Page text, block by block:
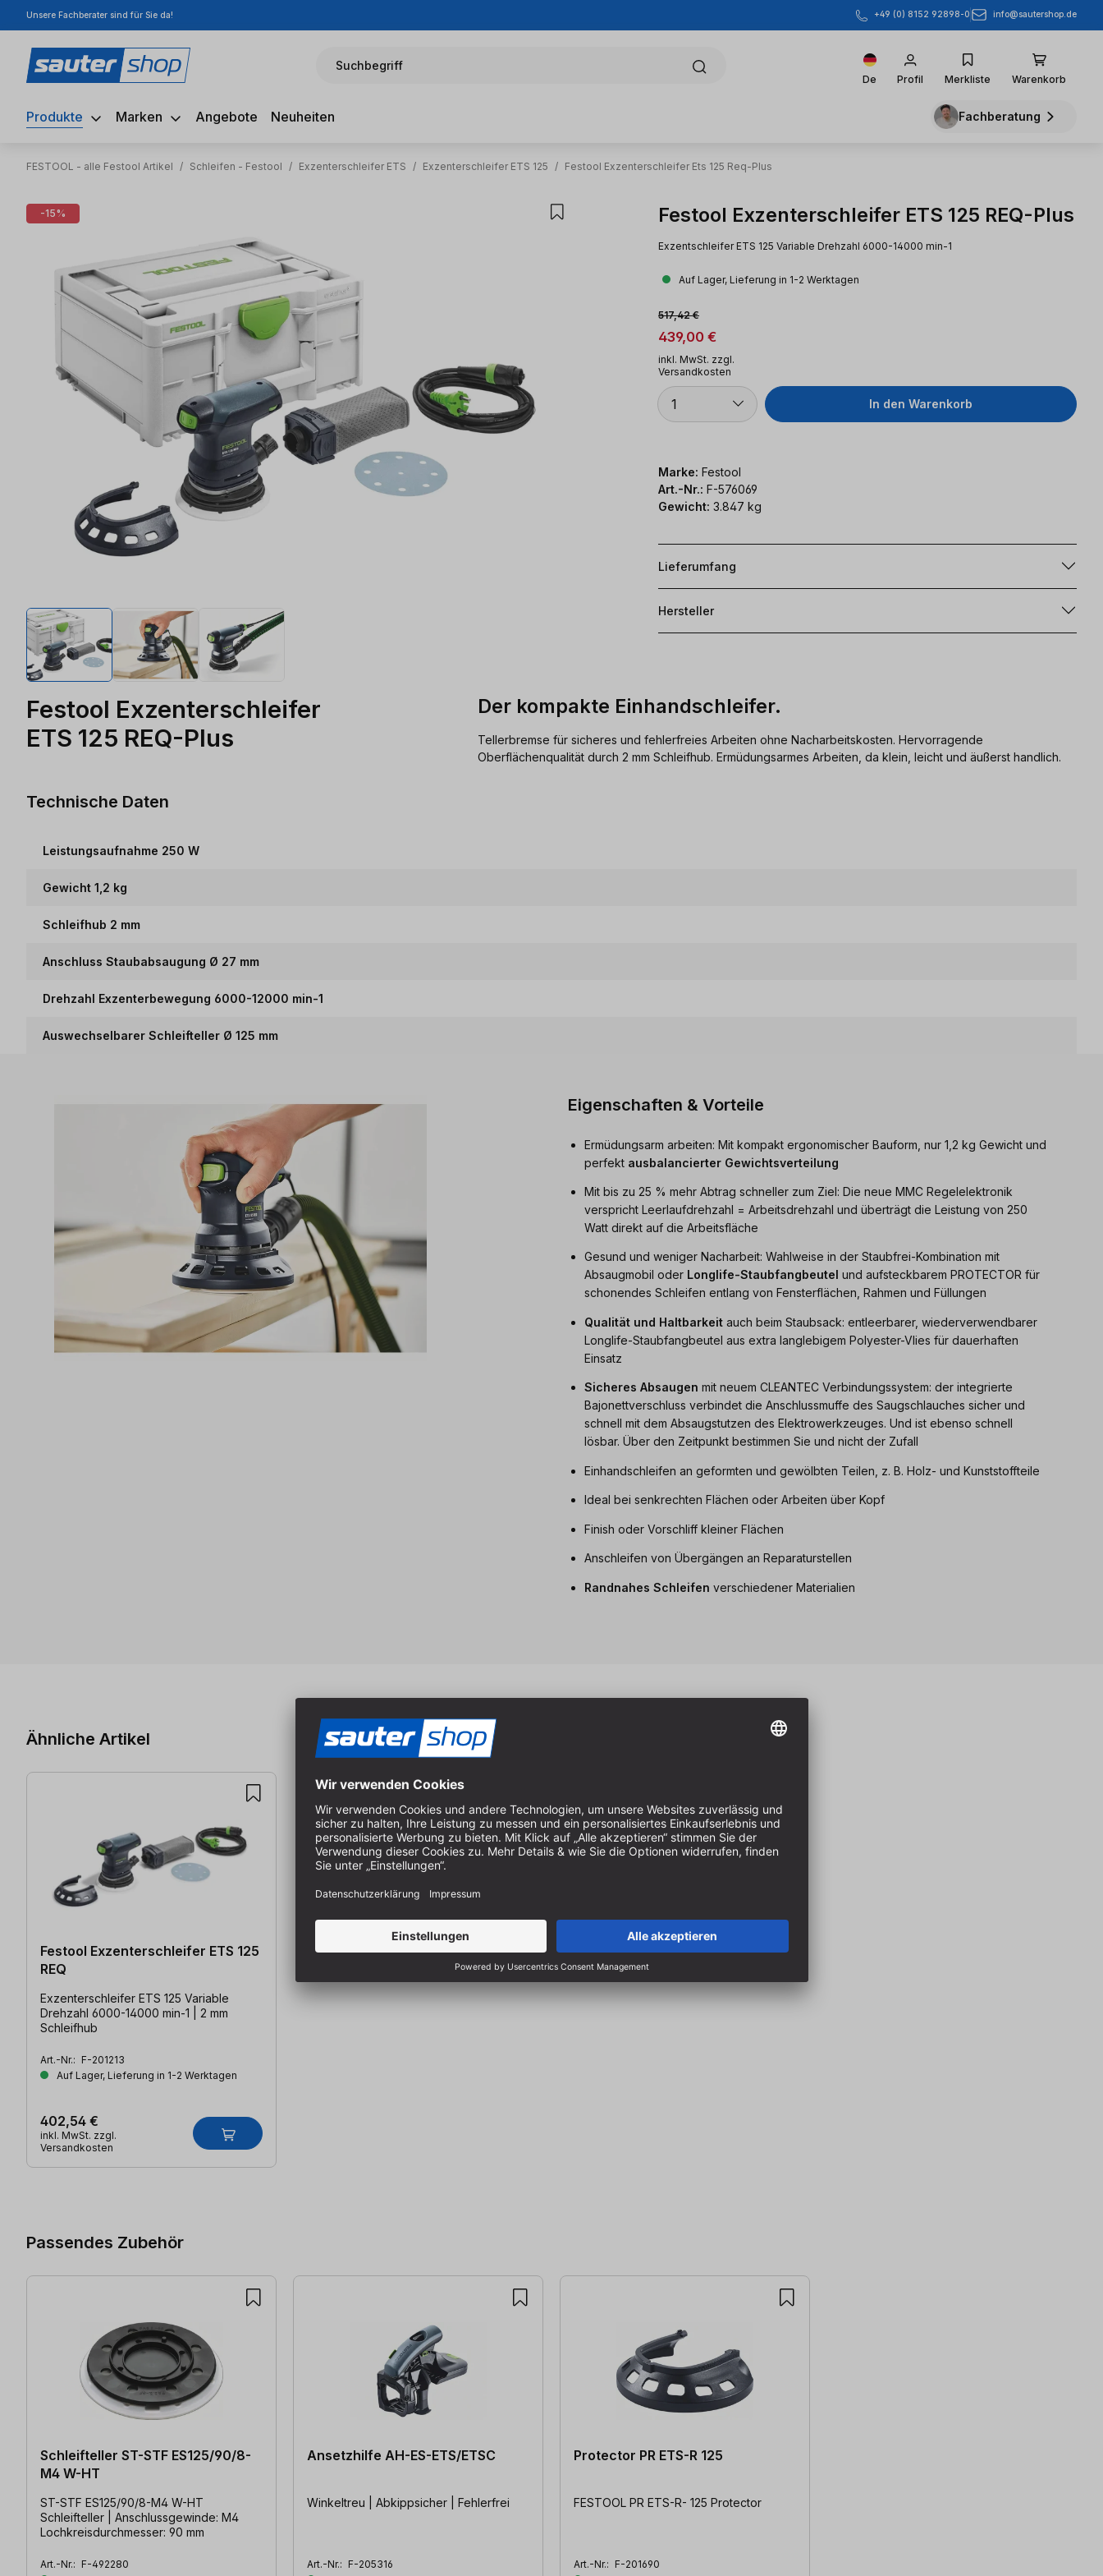
Hauptinhalt springen
Zur Suche springen
Zur Hauptnavigation springen
Unsere Fachberater sind für Sie da! +49 (0) 8152 92898-0 info@sautershop.de
Suchbegriff
De Profil Merkliste Warenkorb
Produkte Marken Angebote Neuheiten Fachberatung
FESTOOL - alle Festool Artikel / Schleifen - Festool / Exzenterschleifer ETS / Exzenterschleifer ETS 125 / Festool Exzenterschleifer Ets 125 Req-Plus
Bildergalerie überspringen
-15% Festool Exzenterschleifer ETS 125 REQ-Plus
Exzentschleifer ETS 125 Variable Drehzahl 6000-14000 min-1
Auf Lager, Lieferung in 1-2 Werktagen
Verkaufspreis:
439,00 €
Regulärer Preis:
517,42 €
inkl. MwSt. zzgl.
Versandkosten
Anzahl
1 In den Warenkorb
Marke: Festool
Art.-Nr.: F-576069
Gewicht: 3.847 kg
Lieferumfang
Hersteller
Festool Exzenterschleifer
ETS 125 REQ-Plus
Der kompakte Einhandschleifer.
Tellerbremse für sicheres und fehlerfreies Arbeiten ohne Nacharbeitskosten. Hervorragende
Oberflächenqualität durch 2 mm Schleifhub. Ermüdungsarmes Arbeiten, da klein, leicht und äußerst handlich.
Technische Daten
Leistungsaufnahme 250 W
Gewicht 1,2 kg
Schleifhub 2 mm
Anschluss Staubabsaugung Ø 27 mm
Drehzahl Exzenterbewegung 6000-12000 min-1
Auswechselbarer Schleifteller Ø 125 mm
Eigenschaften & Vorteile
Ermüdungsarm arbeiten: Mit kompakt ergonomischer Bauform, nur 1,2 kg Gewicht und
perfekt ausbalancierter Gewichtsverteilung
Mit bis zu 25 % mehr Abtrag schneller zum Ziel: Die neue MMC Regelelektronik
verspricht Leerlaufdrehzahl = Arbeitsdrehzahl und überträgt die Leistung von 250
Watt direkt auf die Arbeitsfläche
Gesund und weniger Nacharbeit: Wahlweise in der Staubfrei-Kombination mit
Absaugmobil oder Longlife-Staubfangbeutel und aufsteckbarem PROTECTOR für
schonendes Schleifen entlang von Fensterflächen, Rahmen und Füllungen
Qualität und Haltbarkeit auch beim Staubsack: entleerbarer, wiederverwendbarer
Longlife-Staubfangbeutel aus extra langlebigem Polyester-Vlies für dauerhaften
Einsatz
Sicheres Absaugen mit neuem CLEANTEC Verbindungssystem: der integrierte
Bajonettverschluss verbindet die Anschlussmuffe des Saugschlauches sicher und
schnell mit dem Absaugstutzen des Elektrowerkzeuges. Und ist ebenso schnell
lösbar. Über den Zeitpunkt bestimmen Sie und nicht der Zufall
Einhandschleifen an geformten und gewölbten Teilen, z. B. Holz- und Kunststoffteile
Ideal bei senkrechten Flächen oder Arbeiten über Kopf
Finish oder Vorschliff kleiner Flächen
Anschleifen von Übergängen an Reparaturstellen
Randnahes Schleifen verschiedener Materialien
Ähnliche Artikel
Festool Exzenterschleifer ETS 125
REQ
Exzenterschleifer ETS 125 Variable
Drehzahl 6000-14000 min-1 | 2 mm
Schleifhub
Art.-Nr.: F-201213
Auf Lager, Lieferung in 1-2 Werktagen
402,54 €
inkl. MwSt. zzgl.
Versandkosten
Passendes Zubehör
Schleifteller ST-STF ES125/90/8-
M4 W-HT
ST-STF ES125/90/8-M4 W-HT
Schleifteller | Anschlussgewinde: M4
Lochkreisdurchmesser: 90 mm
Art.-Nr.: F-492280
Ansetzhilfe AH-ES-ETS/ETSC
Winkeltreu | Abkippsicher | Fehlerfrei
Art.-Nr.: F-205316
Protector PR ETS-R 125
FESTOOL PR ETS-R- 125 Protector
Art.-Nr.: F-201690